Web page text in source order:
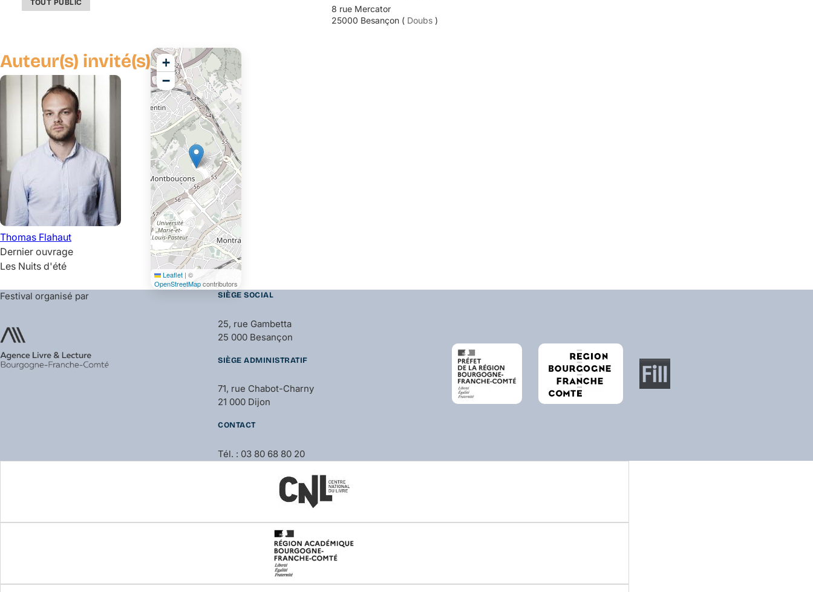
TOUT PUBLIC
8 rue Mercator
25000 Besançon ( Doubs )
Auteur(s) invité(s)
Thomas Flahaut
Dernier ouvrage
Les Nuits d'été
+
−
Leaflet | ©
OpenStreetMapcontributors
Festival organisé par SIÈGE SOCIAL
25, rue Gambetta
25 000 Besançon
SIÈGE ADMINISTRATIF
71, rue Chabot-Charny
21 000 Dijon
CONTACT
Tél. : 03 80 68 80 20